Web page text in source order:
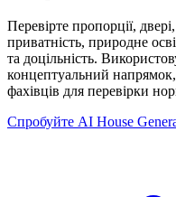
Перевірте пропорції,
приватність, природне
та доцільність.
концептуальний напрямок,
фахівців для перевірки
Спробуйте AI House